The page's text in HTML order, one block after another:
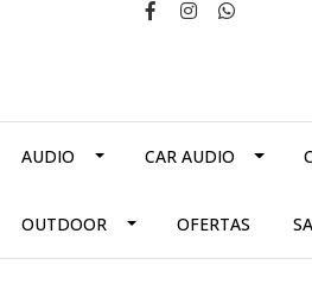
AUDIO CAR AUDIO
OUTDOOR OFERTAS